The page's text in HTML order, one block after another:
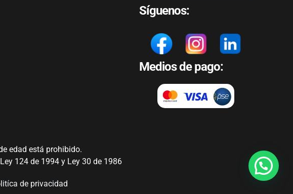
Síguenos:
Medios de pago:
edad está prohibido.
124 de 1994 y Ley 30 de 1986
de privacidad